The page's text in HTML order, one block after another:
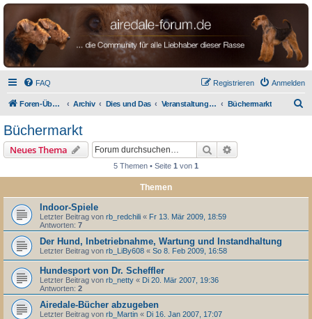
airedale-forum.de
FAQ Anmelden
Registrieren
Foren-Übersicht Archiv Dies und Das Veranstaltungen und Medien Büchermarkt
Büchermarkt
Neues Thema Suche
5 Themen • Seite 1 von 1
Themen
Indoor-Spiele
Letzter Beitrag von rb_redchili « Fr 13. Mär 2009, 18:59
Antworten: 7
Der Hund, Inbetriebnahme, Wartung und Instandhaltung
Letzter Beitrag von rb_LiBy608 « So 8. Feb 2009, 16:58
Hundesport von Dr. Scheffler
Letzter Beitrag von rb_netty « Di 20. Mär 2007, 19:36
Antworten: 2
Airedale-Bücher abzugeben
Letzter Beitrag von rb_Martin « Di 16. Jan 2007, 17:07